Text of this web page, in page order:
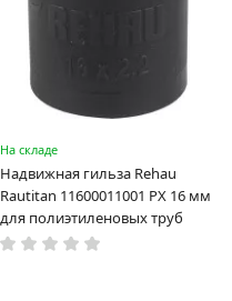
На складе
Надвижная гильза Rehau
Rautitan 11600011001 PX 16 мм
для полиэтиленовых труб